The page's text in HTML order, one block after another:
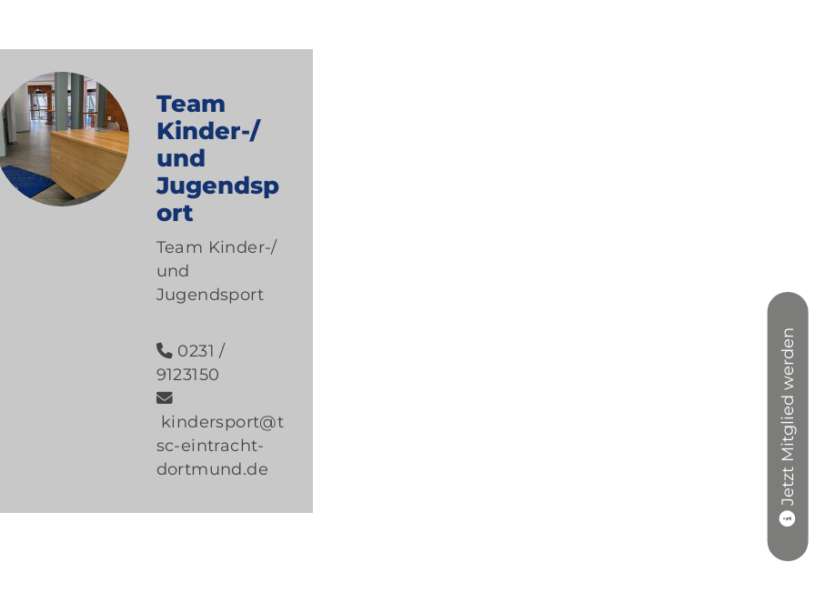
Team
Kinder-/
und
Jugendsp
ort
Team Kinder-/
und
Jugendsport
0231 /
9123150
kindersport@t
sc-eintracht-
dortmund.de
Jetzt Mitglied werden